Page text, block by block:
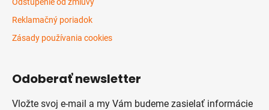
Reklamačný poriadok
Zásady používania cookies
Odoberať newsletter
Vložte svoj e-mail a my Vám budeme zasielať informácie